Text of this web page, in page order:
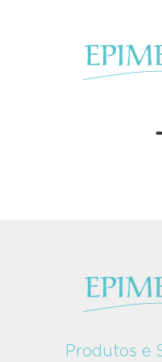
Produtos e